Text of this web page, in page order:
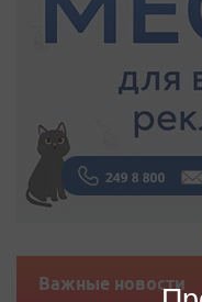
Важные новости